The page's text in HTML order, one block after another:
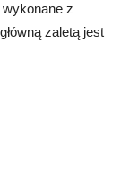
wykonane z
zaletą jest